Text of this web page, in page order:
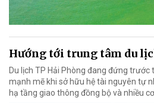
Hướng tới trung tâm du
Du lịch TP Hải Phòng đang đứng trước
mạnh mẽ khi sở hữu hệ tài nguyên tự
hạ tầng giao thông đồng bộ và nhiều